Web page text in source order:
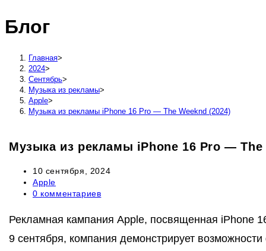
сайту
Блог
Главная>
2024>
Сентябрь>
Музыка из рекламы>
Apple>
Музыка из рекламы iPhone 16 Pro — The Weeknd (2024)
Музыка из рекламы iPhone 16 Pro — The
Запись
опубликована:
10 сентября, 2024
Рубрика
записи:
Apple
Комментарии
записи:
0 комментариев
Рекламная кампания Apple, посвященная iPhone
9 сентября, компания демонстрирует